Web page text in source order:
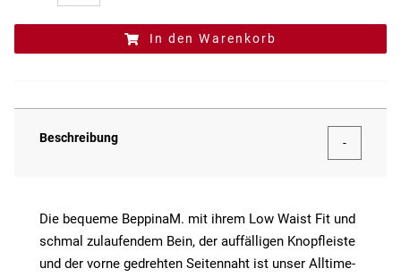
In den Warenkorb
Beschreibung
Die bequeme BeppinaM. mit ihrem Low Waist Fit und
schmal zulaufendem Bein, der auffälligen Knopfleiste
und der vorne gedrehten Seitennaht ist unser Alltime-